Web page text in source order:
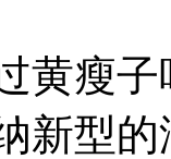
黄瘦
新型